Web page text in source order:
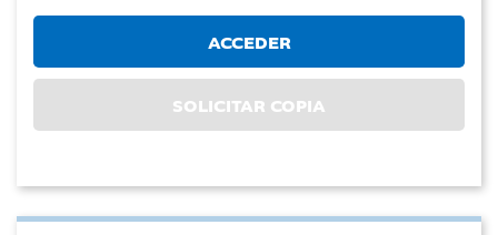
ACCEDER
SOLICITAR COPIA